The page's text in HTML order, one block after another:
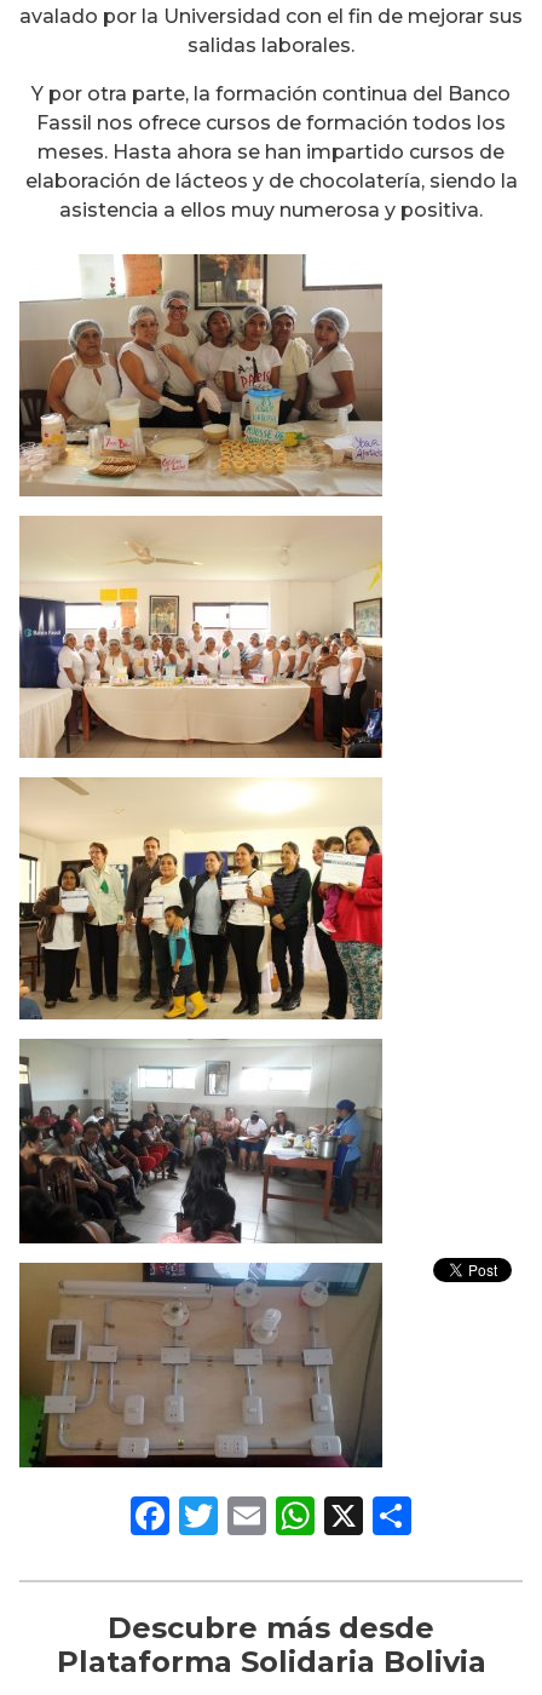
avalado por la Universidad con el fin de mejorar sus
salidas laborales.
Y por otra parte, la formación continua del Banco
Fassil nos ofrece cursos de formación todos los
meses. Hasta ahora se han impartido cursos de
elaboración de lácteos y de chocolatería, siendo la
asistencia a ellos muy numerosa y positiva.
Facebook
Twitter
EmailWhatsApp
X
Descubre más desde
Plataforma Solidaria Bolivia